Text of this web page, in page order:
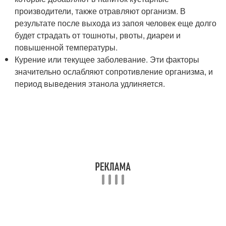
производители, также отравляют организм. В
результате после выхода из запоя человек еще долго
будет страдать от тошноты, рвоты, диареи и
повышенной температуры.
Курение или текущее заболевание. Эти факторы
значительно ослабляют сопротивление организма, и
период выведения этанола удлиняется.